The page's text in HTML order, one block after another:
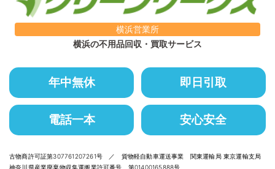
横浜営業所
横浜の不用品回収・買取サービス
年中無休 即日引取
電話一本 安心安全
古物商許可証第307761207261号 ／ 貨物軽自動車運送事業 関東運輸局 東京運輸支局
神奈川県産業廃棄物収集運搬業許可番号 第01400165888号